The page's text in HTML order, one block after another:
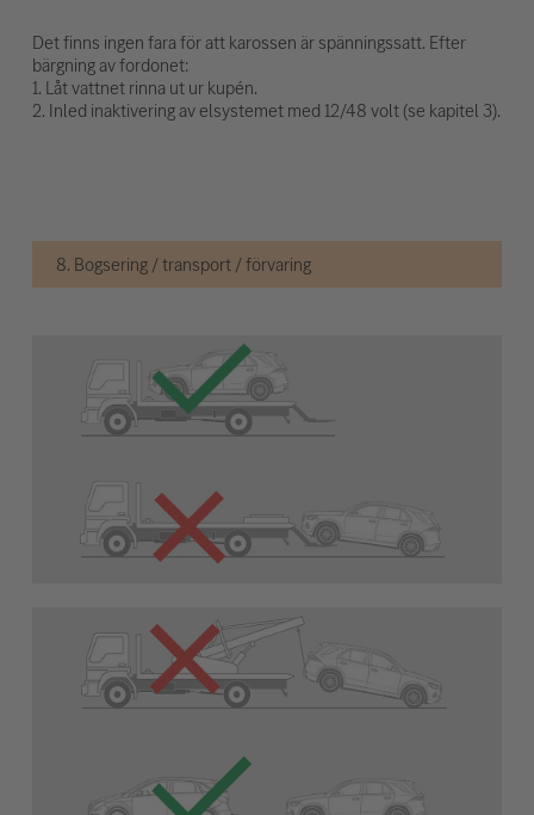
Det finns ingen fara för att karossen är spänningssatt. Efter
bärgning av fordonet:
1. Låt vattnet rinna ut ur kupén.
2. Inled inaktivering av elsystemet med 12/48 volt (se kapitel 3).
8. Bogsering / transport / förvaring